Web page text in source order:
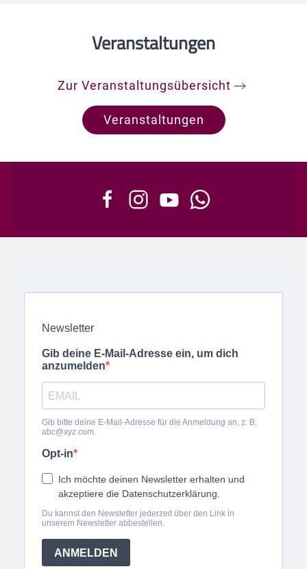
Veranstaltungen
Zur Veranstaltungsübersicht
Veranstaltungen